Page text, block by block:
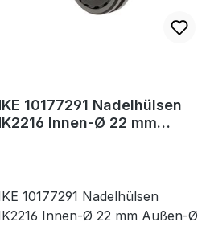
10177291 Nadelhülsen
Innen-Ø 22 mm
10177291 Nadelhülsen
Innen-Ø 22 mm Außen-Ø